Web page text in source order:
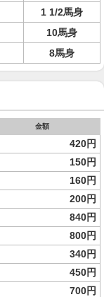
1 1/2馬身
10馬身
8馬身
金額
420円
150円
160円
200円
840円
800円
340円
450円
700円